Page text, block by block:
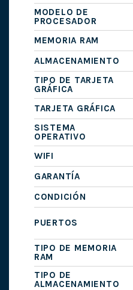
MODELO DE
PROCESADOR
MEMORIA RAM
ALMACENAMIENTO
TIPO DE TARJETA
GRÁFICA
TARJETA GRÁFICA
SISTEMA
OPERATIVO
WIFI
GARANTÍA
CONDICIÓN
PUERTOS
TIPO DE MEMORIA
RAM
TIPO DE
ALMACENAMIENTO